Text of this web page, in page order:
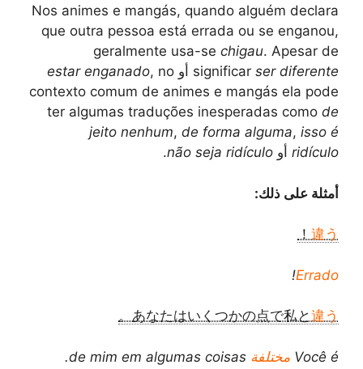
Nos animes e mangás, quando alguém declara
que outra pessoa está errada ou se enganou,
geralmente usa-se chigau. Apesar de
significar ser diferente أو estar enganado, no
contexto comum de animes e mangás ela pode
ter algumas traduções inesperadas como de
jeito nenhum, de forma alguma, isso é
ridículo أو não seja ridículo
.
أمثلة على ذلك:
違う
！
Errado
!
あなたはいくつかの点で私と違う
。
Você é مختلفة